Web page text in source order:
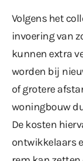
Volgens het
invoering van
kunnen extra
worden bij
of grotere
woningbouw
De kosten
ontwikkelaars